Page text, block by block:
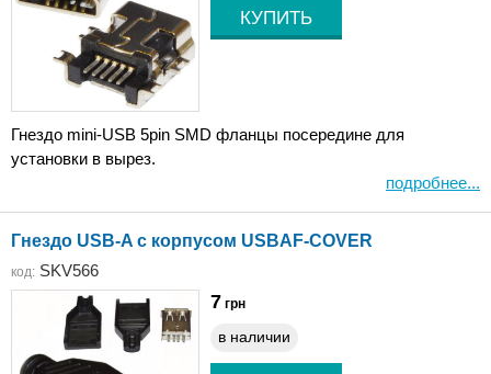
Гнездо mini-USB 5pin SMD фланцы посередине для
установки в вырез.
подробнее...
Гнездо USB-A с корпусом USBAF-COVER
код: SKV566
7 грн
в наличии